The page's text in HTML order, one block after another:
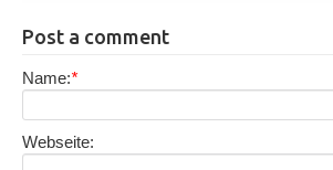
Post a comment
Name:*
Webseite: